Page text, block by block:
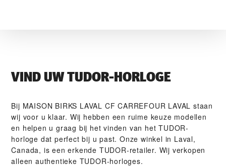
VIND UW TUDOR-HORLOGE
Bij ‭MAISON BIRKS LAVAL CF CARREFOUR LAVAL‬ staan
wij voor u klaar. Wij hebben een ruime keuze modellen
en helpen u graag bij het vinden van het TUDOR-
horloge dat perfect bij u past. Onze winkel in Laval,
Canada, is een erkende TUDOR-retailer. Wij verkopen
alleen authentieke TUDOR-horloges.